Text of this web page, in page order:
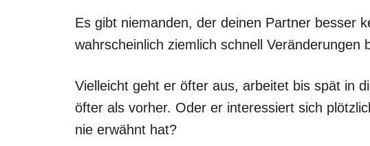
Es gibt niemanden, der deinen Partner besser
wahrscheinlich ziemlich schnell Veränderungen
Vielleicht geht er öfter aus, arbeitet bis spät in
öfter als vorher. Oder er interessiert sich
nie erwähnt hat?